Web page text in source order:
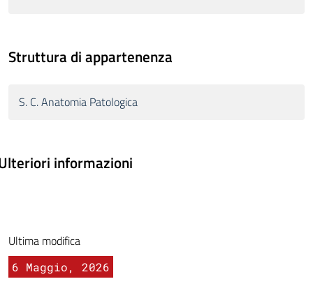
Struttura di appartenenza
S. C. Anatomia Patologica
informazioni
Ultima modifica
6 Maggio, 2026